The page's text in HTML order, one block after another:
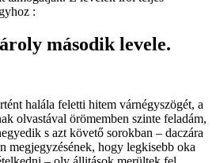
:
második levele.
halála feletti hitem várnégyszögét, a
olvastával örömemben szinte feladám,
s azt követő sorokban – daczára
megjegyzésének, hogy legkisebb oka